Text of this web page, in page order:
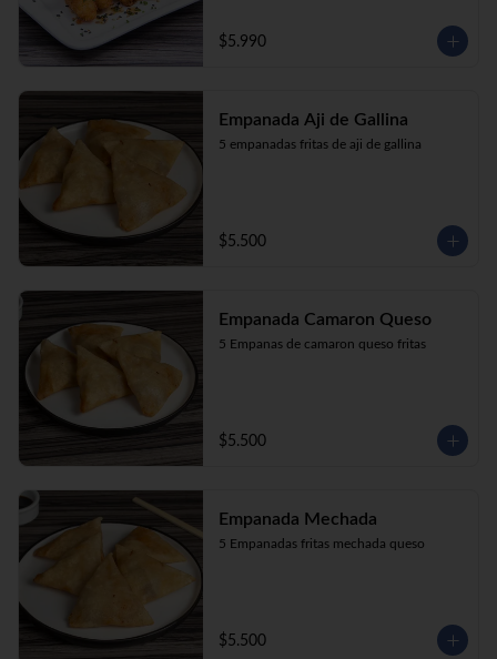
$5.990
Empanada Aji de Gallina
5 empanadas fritas de aji de gallina
$5.500
Empanada Camaron Queso
5 Empanas de camaron queso fritas
$5.500
Empanada Mechada
5 Empanadas fritas mechada queso
$5.500